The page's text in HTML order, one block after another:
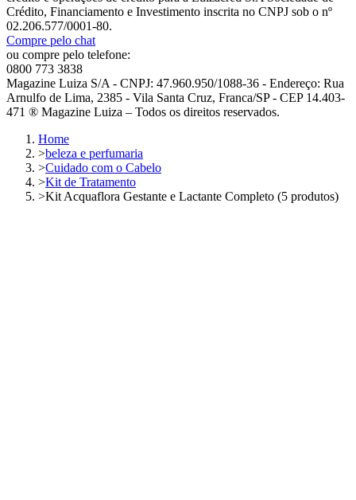
Crédito, Financiamento e Investimento inscrita no CNPJ sob o nº
02.206.577/0001-80.
Compre pelo chat
ou compre pelo telefone:
0800 773 3838
Magazine Luiza S/A - CNPJ: 47.960.950/1088-36 - Endereço: Rua
Arnulfo de Lima, 2385 - Vila Santa Cruz, Franca/SP - CEP 14.403-
471 ® Magazine Luiza – Todos os direitos reservados.
Home
>beleza e perfumaria
>Cuidado com o Cabelo
>Kit de Tratamento
>Kit Acquaflora Gestante e Lactante Completo (5 produtos)